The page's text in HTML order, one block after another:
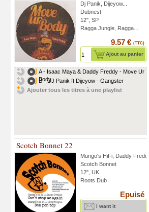
Dj Panik Dijeyow...
Dubnest
12", SP
Ragga Jungle, Ragga...
9.57 € (TTC)
Ajout au panier
A - Isaac Maya & Daddy Freddy - Move Ur
Body
B - DJ Panik ft Dijeyow - Gangster
Ajouter tous les titres à une playlist
Scotch Bonnet 22
Mungo's HiFi Daddy Freddy
Scotch Bonnet
12", UK
Roots Dub
Epuisé
i want it